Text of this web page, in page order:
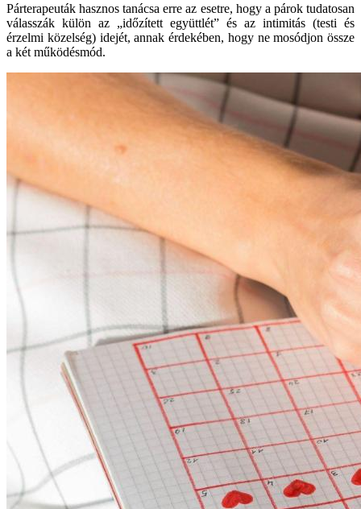
Párterapeuták hasznos tanácsa erre az esetre, hogy a párok tudatosan
válasszák külön az „időzített együttlét” és az intimitás (testi és
érzelmi közelség) idejét, annak érdekében, hogy ne mosódjon össze
a két működésmód.